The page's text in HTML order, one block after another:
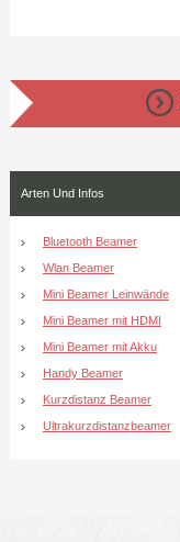
Arten Und Infos
Bluetooth Beamer
Wlan Beamer
Mini Beamer Leinwände
Mini Beamer mit HDMI
Mini Beamer mit Akku
Handy Beamer
Kurzdistanz Beamer
Ultrakurzdistanzbeamer